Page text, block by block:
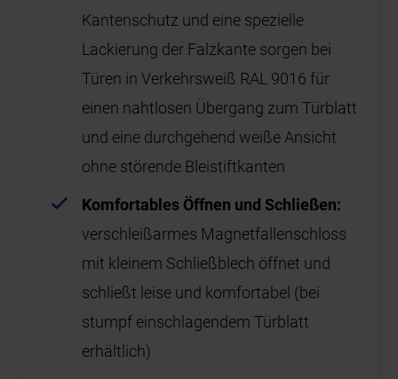
Kantenschutz und eine spezielle
Lackierung der Falzkante sorgen bei
Türen in Verkehrsweiß RAL 9016 für
einen nahtlosen Übergang zum Türblatt
und eine durchgehend weiße Ansicht
ohne störende Bleistiftkanten
Komfortables Öffnen und Schließen:
verschleißarmes Magnetfallenschloss
mit kleinem Schließblech öffnet und
schließt leise und komfortabel (bei
stumpf einschlagendem Türblatt
erhältlich)